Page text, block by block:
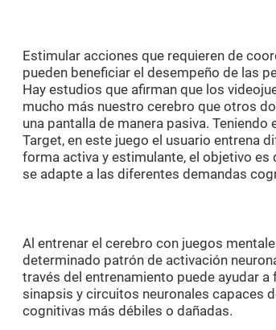
Estimular acciones que requieren de
pueden beneficiar el desempeño de las
Hay estudios que afirman que los
mucho más nuestro cerebro que otros
una pantalla de manera pasiva.
Target, en este juego el usuario entrena
forma activa y estimulante, el objetivo
se adapte a las diferentes demandas
Al entrenar el cerebro con juegos
determinado patrón de activación
través del entrenamiento puede ayudar
sinapsis y circuitos neuronales capaces
cognitivas más débiles o dañadas.